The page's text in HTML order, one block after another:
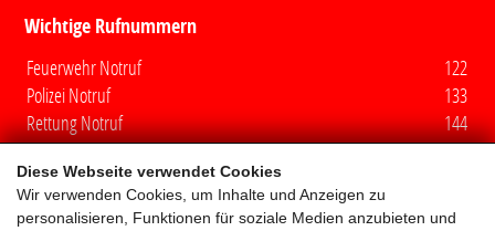
Diese Webseite verwendet Cookies
Wir verwenden Cookies, um Inhalte und Anzeigen zu
personalisieren, Funktionen für soziale Medien anzubieten und
Wichtige Rufnummern
Feuerwehr Notruf
122
Polizei Notruf
133
Rettung Notruf
144
Euro Notruf
112
Quicklinks